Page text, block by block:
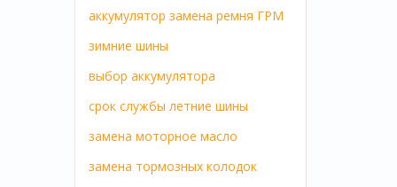
аккумулятор замена ремня ГРМ
зимние шины
выбор аккумулятора
срок службы летние шины
замена моторное масло
замена тормозных колодок